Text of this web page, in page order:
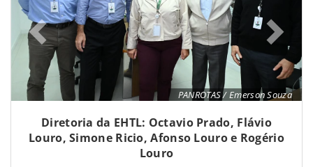
PANROTAS / Emerson Souza
Diretoria da EHTL: Octavio Prado, Flávio
Louro, Simone Ricio, Afonso Louro e Rogério
Louro